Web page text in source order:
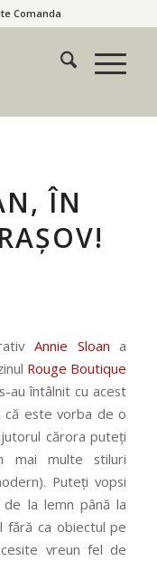
Comanda
ÎN
Annie Sloan a
Rouge Boutique
au întâlnit cu acest
că este vorba de o
cărora puteți
mai multe stiluri
Puteți vopsi
de la lemn până la
fără ca obiectul pe
vreun fel de